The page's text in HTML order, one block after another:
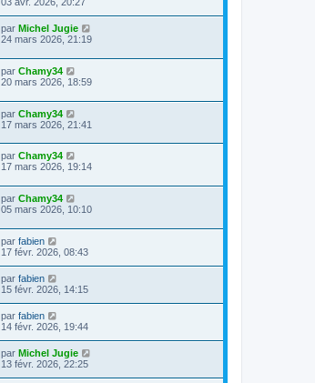
03 avr. 2026, 20:27
par Michel Jugie
24 mars 2026, 21:19
par Chamy34
20 mars 2026, 18:59
par Chamy34
17 mars 2026, 21:41
par Chamy34
17 mars 2026, 19:14
par Chamy34
05 mars 2026, 10:10
par fabien
17 févr. 2026, 08:43
par fabien
15 févr. 2026, 14:15
par fabien
14 févr. 2026, 19:44
par Michel Jugie
13 févr. 2026, 22:25